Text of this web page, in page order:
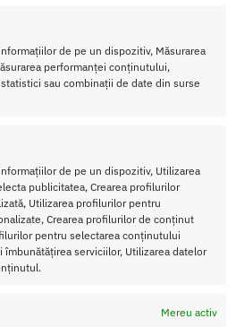
de pe un dispozitiv, Măsurarea
performanței conținutului,
sau combinații de date din surse
de pe un dispozitiv, Utilizarea
publicitatea, Crearea profilurilor
Utilizarea profilurilor pentru
Crearea profilurilor de conținut
pentru selectarea conținutului
îmbunătățirea serviciilor, Utilizarea datelor
Mereu activ
in 14 zile conform termenilor.
ai fi si primesti comanda a 2-a zi.
prompt si discret in toata tara